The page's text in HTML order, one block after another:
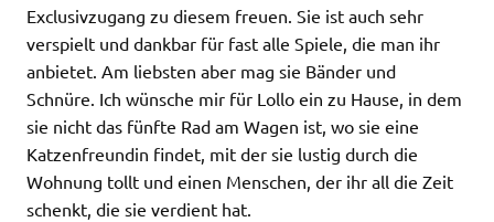
Exclusivzugang zu diesem freuen. Sie ist auch sehr
verspielt und dankbar für fast alle Spiele, die man ihr
anbietet. Am liebsten aber mag sie Bänder und
Schnüre. Ich wünsche mir für Lollo ein zu Hause, in dem
sie nicht das fünfte Rad am Wagen ist, wo sie eine
Katzenfreundin findet, mit der sie lustig durch die
Wohnung tollt und einen Menschen, der ihr all die Zeit
schenkt, die sie verdient hat.